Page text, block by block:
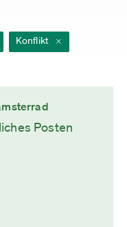
Konflikt
Posten